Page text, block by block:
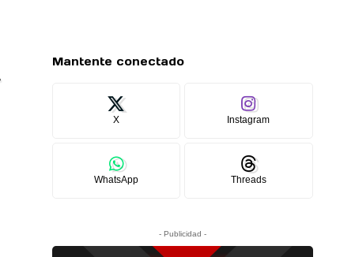
Mantente conectado
X Instagram
WhatsApp Threads
- Publicidad -